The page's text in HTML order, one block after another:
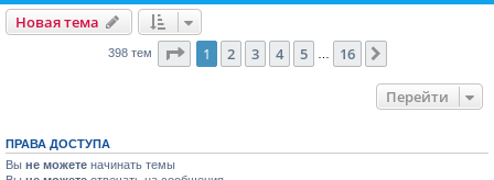
Новая тема
398 тем Страница из 16
1 2 3 4 5 16
Перейти
ПРАВА ДОСТУПА
Вы не можете начинать темы